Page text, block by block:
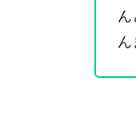
ん
ん